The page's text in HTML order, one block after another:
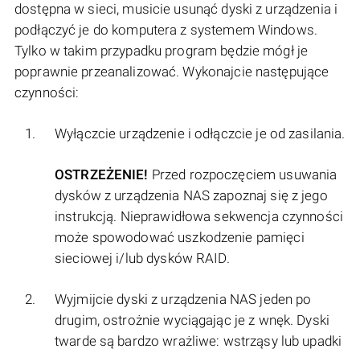
dostępna w sieci, musicie usunąć dyski z urządzenia i
podłączyć je do komputera z systemem Windows.
Tylko w takim przypadku program będzie mógł je
poprawnie przeanalizować. Wykonajcie następujące
czynności:
Wyłączcie urządzenie i odłączcie je od zasilania.
OSTRZEŻENIE! Przed rozpoczęciem usuwania
dysków z urządzenia NAS zapoznaj się z jego
instrukcją. Nieprawidłowa sekwencja czynności
może spowodować uszkodzenie pamięci
sieciowej i/lub dysków RAID.
Wyjmijcie dyski z urządzenia NAS jeden po
drugim, ostrożnie wyciągając je z wnęk. Dyski
twarde są bardzo wrażliwe: wstrząsy lub upadki